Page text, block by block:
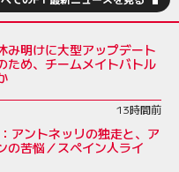
み明けに大型アップデート
ため、チームメイトバトル
13時間前
アントネッリの独走と、ア
の苦悩／スペイン人ライ